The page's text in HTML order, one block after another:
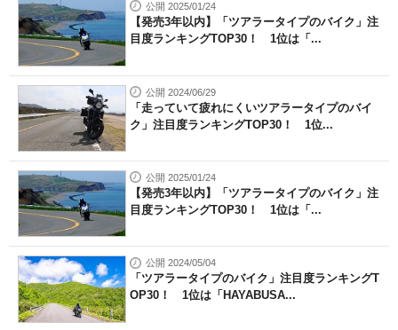
公開 2025/01/24
【発売3年以内】「ツアラータイプのバイク」注
目度ランキングTOP30！ 1位は「...
公開 2024/06/29
「走っていて疲れにくいツアラータイプのバイ
ク」注目度ランキングTOP30！ 1位...
公開 2025/01/24
【発売3年以内】「ツアラータイプのバイク」注
目度ランキングTOP30！ 1位は「...
公開 2024/05/04
「ツアラータイプのバイク」注目度ランキングT
OP30！ 1位は「HAYABUSA...